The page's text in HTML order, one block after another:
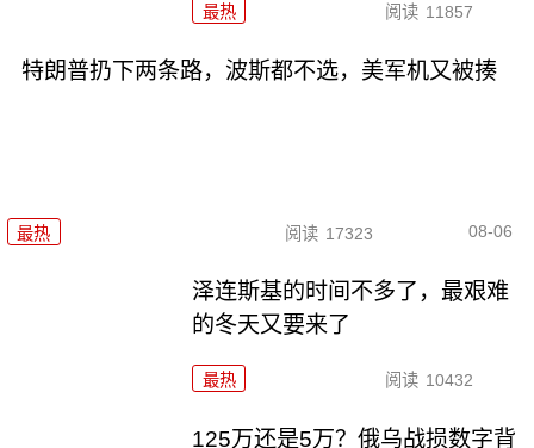
最热 阅读 11857
特朗普扔下两条路，波斯都不选，美军机又被揍
最热 阅读 17323 08-06
泽连斯基的时间不多了，最艰难
的冬天又要来了
最热 阅读 10432
125万还是5万？俄乌战损数字背